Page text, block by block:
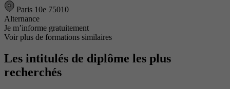
Paris 10e 75010
Alternance
Je m’informe gratuitement
Voir plus de formations similaires
Les intitulés de diplôme les plus
recherchés